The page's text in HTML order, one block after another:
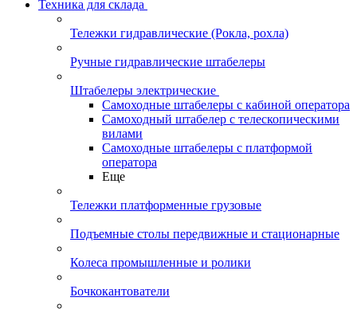
Техника для склада
Тележки гидравлические (Рокла, рохла)
Ручные гидравлические штабелеры
Штабелеры электрические
Самоходные штабелеры с кабиной оператора
Самоходный штабелер с телескопическими
вилами
Самоходные штабелеры с платформой
оператора
Еще
Тележки платформенные грузовые
Подъемные столы передвижные и стационарные
Колеса промышленные и ролики
Бочкокантователи